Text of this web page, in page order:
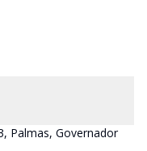
Palmas, Governador